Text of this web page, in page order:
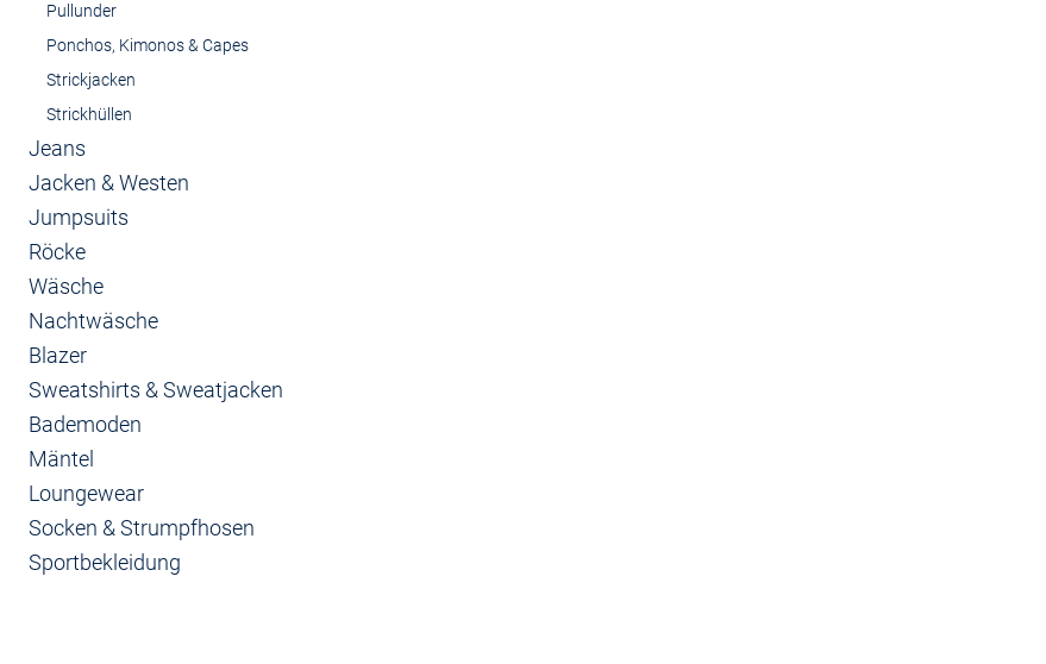
Pullunder
Ponchos, Kimonos & Capes
Strickjacken
Strickhüllen
Jeans
Jacken & Westen
Jumpsuits
Röcke
Wäsche
Nachtwäsche
Blazer
Sweatshirts & Sweatjacken
Bademoden
Mäntel
Loungewear
Socken & Strumpfhosen
Sportbekleidung